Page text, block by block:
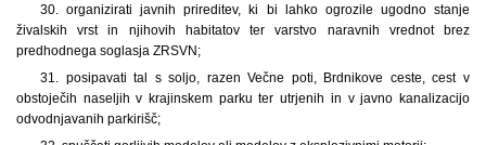
30. organizirati javnih prireditev, ki bi lahko ogrozile ugodno stanje
živalskih vrst in njihovih habitatov ter varstvo naravnih vrednot brez
predhodnega soglasja ZRSVN;
31. posipavati tal s soljo, razen Večne poti, Brdnikove ceste, cest v
obstoječih naseljih v krajinskem parku ter utrjenih in v javno kanalizacijo
odvodnjavanih parkirišč;